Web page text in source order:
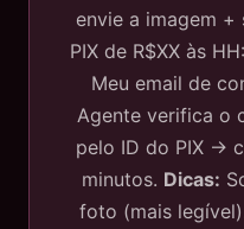
envie a imagem +
PIX de R$XX às
Meu email de
Agente verifica o
pelo ID do PIX →
minutos. Dicas:
foto (mais